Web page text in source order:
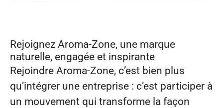
Rejoignez Aroma‑Zone, une marque
naturelle, engagée et inspirante
Rejoindre Aroma‑Zone, c’est bien plus
qu’intégrer une entreprise : c’est participer à
un mouvement qui transforme la façon